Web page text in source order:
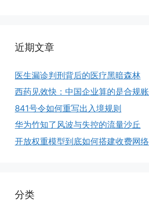
近期文章
医生漏诊判刑背后的医疗黑暗森林
西药见效快：中国企业算的是合规账
841号令如何重写出入境规则
华为竹知了风波与失控的流量沙丘
开放权重模型到底如何搭建收费网络
分类